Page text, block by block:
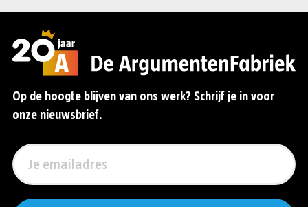
Op de hoogte blijven van ons werk? Schrijf je in voor
onze nieuwsbrief.